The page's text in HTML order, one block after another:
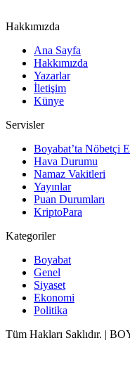
Hakkımızda
Ana Sayfa
Hakkımızda
Yazarlar
İletişim
Künye
Servisler
Boyabat’ta Nöbetçi
Hava Durumu
Namaz Vakitleri
Yayınlar
Puan Durumları
KriptoPara
Kategoriler
Boyabat
Genel
Siyaset
Ekonomi
Politika
Tüm Hakları Saklıdır. |